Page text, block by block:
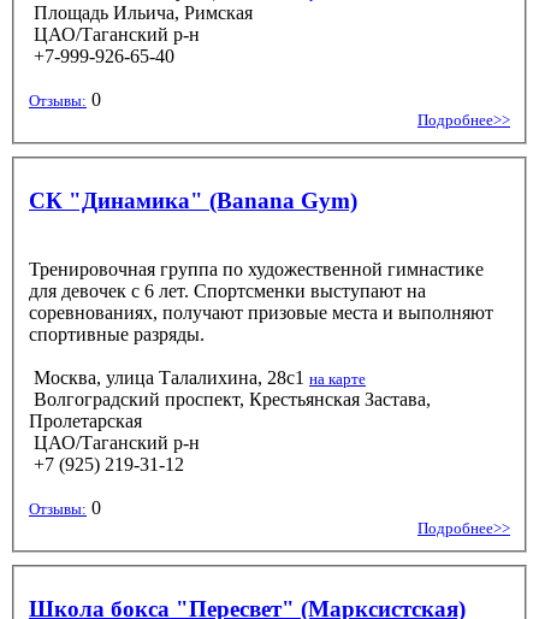
Площадь Ильича, Римская
ЦАО/Таганский р-н
+7-999-926-65-40
Отзывы: 0
Подробнее>>
СК "Динамика" (Banana Gym)
Тренировочная группа по художественной гимнастике
для девочек с 6 лет. Спортсменки выступают на
соревнованиях, получают призовые места и выполняют
спортивные разряды.
Москва, улица Талалихина, 28с1 на карте
Волгоградский проспект, Крестьянская Застава,
Пролетарская
ЦАО/Таганский р-н
+7 (925) 219-31-12
Отзывы: 0
Подробнее>>
Школа бокса "Пересвет" (Марксистская)